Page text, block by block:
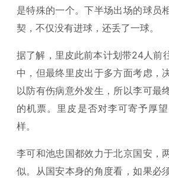
是特殊的一个。下半场出场的球员
契，不仅没有进球，还丢了一球。
据了解，里皮此前本计划带24人前
中，但最终里皮出于多方面考虑，
以防有伤病意外发生，所以李可最
的机票。里皮是否对李可寄予厚
样。
李可和池忠国都效力于北京国安，
似。从国安本身的角度看，如果必